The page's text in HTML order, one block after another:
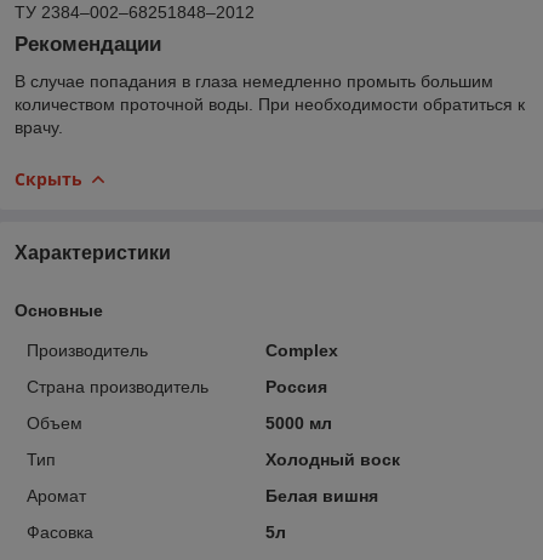
ТУ 2384–002–68251848–2012
Рекомендации
В случае попадания в глаза немедленно промыть большим
количеством проточной воды. При необходимости обратиться к
врачу.
Скрыть
Характеристики
Основные
Производитель
Complex
Страна производитель
Россия
Объем
5000 мл
Тип
Холодный воск
Аромат
Белая вишня
Фасовка
5л